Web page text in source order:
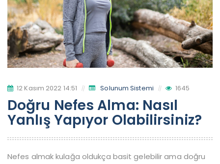
12 Kasım 2022 14:51 Solunum Sistemi 1645
Doğru Nefes Alma: Nasıl
Yanlış Yapıyor Olabilirsiniz?
Nefes almak kulağa oldukça basit gelebilir ama doğru